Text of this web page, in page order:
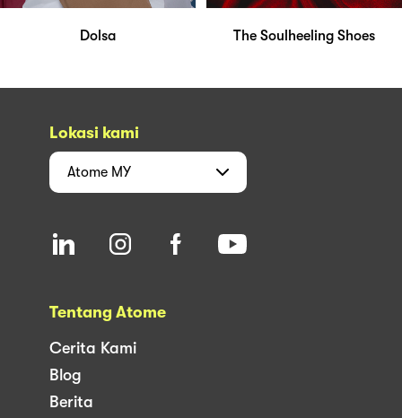
Dolsa The Soulheeling Shoes
Lokasi kami
Atome MY
Tentang Atome
Cerita Kami
Blog
Berita